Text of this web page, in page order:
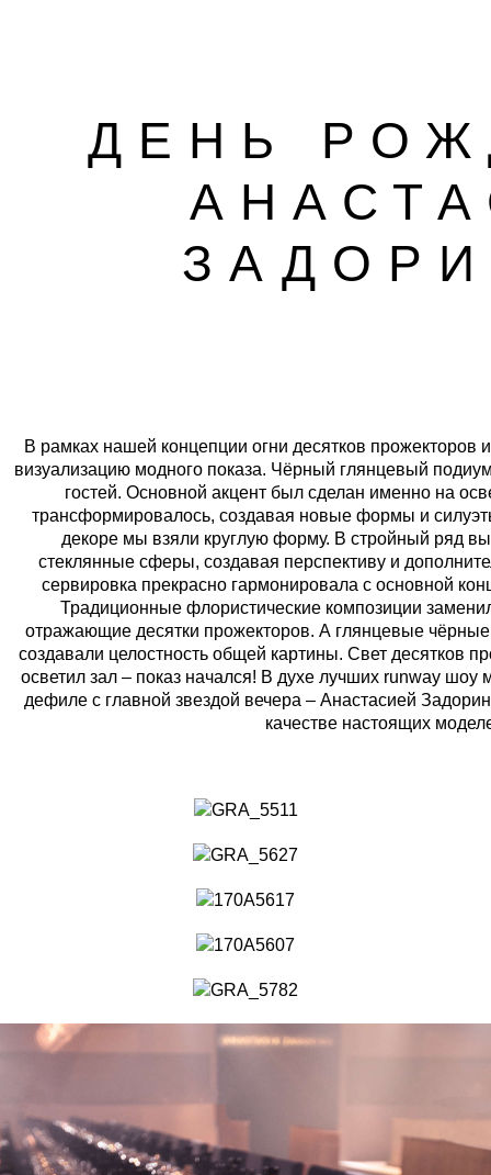
ДЕНЬ
В рамках нашей концепции огни десятков
визуализацию модного показа. Чёрный глянцевый
гостей. Основной акцент был сделан именно на
трансформировалось, создавая новые формы и
декоре мы взяли круглую форму. В стройный ряд
стеклянные сферы, создавая перспективу и
сервировка прекрасно гармонировала с основной
Традиционные флористические композиции
отражающие десятки прожекторов. А глянцевые чёрные
создавали целостность общей картины. Свет десятков
осветил зал – показ начался! В духе лучших runway
дефиле с главной звездой вечера – Анастасией
качестве настоящих